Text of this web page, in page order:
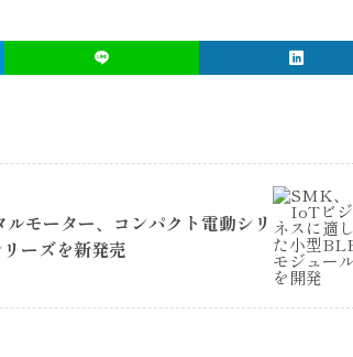
ルモーター、コンパクト電動シリ
ーズを新発売